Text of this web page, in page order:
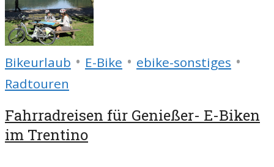
Bikeurlaub • E-Bike • ebike-sonstiges •
Radtouren
Fahrradreisen für Genießer- E-Biken
im Trentino